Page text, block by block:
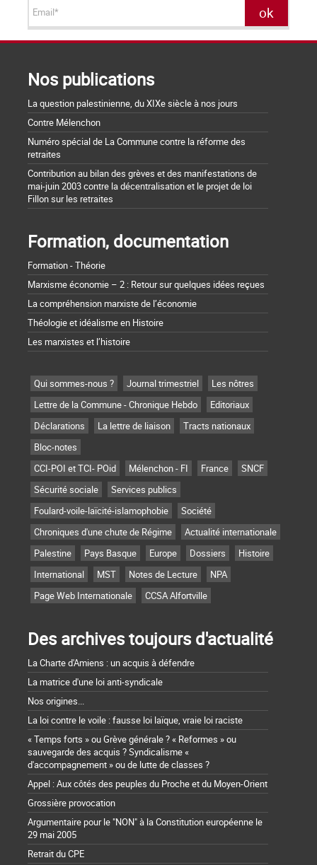
Nos publications
La question palestinienne, du XIXe siècle à nos jours
Contre Mélenchon
Numéro spécial de La Commune contre la réforme des
retraites
Contribution au bilan des grèves et des manifestations de
mai-juin 2003 contre la décentralisation et le projet de loi
Fillon sur les retraites
Formation, documentation
Formation - Théorie
Marxisme économie – 2 : Retour sur quelques idées reçues
La compréhension marxiste de l’économie
Théologie et idéalisme en Histoire
Les marxistes et l’histoire
Qui sommes-nous ? Journal trimestriel
Les nôtres
Lettre de la Commune - Chronique Hebdo
Editoriaux
Déclarations
La lettre de liaison
Tracts nationaux
Bloc-notes
CCI-POI et TCI- POid
Mélenchon - FI France
SNCF
Sécurité sociale
Services publics
Foulard-voile-laïcité-islamophobie
Société
Chroniques d'une chute de Régime
Actualité internationale
Palestine
Pays Basque Europe Dossiers
Histoire
International
MST Notes de Lecture
NPA
Page Web Internationale
CCSA Alfortville
Des archives toujours d'actualité
La Charte d'Amiens : un acquis à défendre
La matrice d'une loi anti-syndicale
Nos origines...
La loi contre le voile : fausse loi laïque, vraie loi raciste
« Temps forts » ou Grève générale ? « Reformes » ou
sauvegarde des acquis ? Syndicalisme «
d'accompagnement » ou de lutte de classes ?
Appel : Aux côtés des peuples du Proche et du Moyen-Orient
Grossière provocation
Argumentaire pour le "NON" à la Constitution européenne le
29 mai 2005
Retrait du CPE